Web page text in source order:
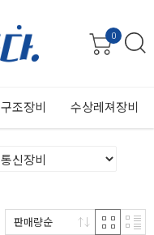
0
구조장비 수상레져장비
판매량순